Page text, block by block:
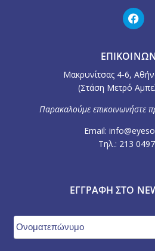
Μακρυνίτσας 4-6,
(Στάση Μετρό
Παρακαλούμε επικοινωνήστε
Email:
Τηλ.: 213
ΕΓΓΡΑΦΉ ΣΤΟ